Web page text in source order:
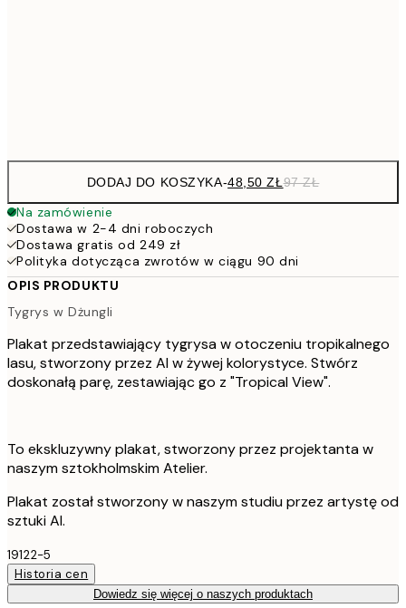
DODAJ DO KOSZYKA-48,50 ZŁ97 ZŁ
Na zamówienie
Dostawa w 2-4 dni roboczych
Dostawa gratis od 249 zł
Polityka dotycząca zwrotów w ciągu 90 dni
OPIS PRODUKTU
Tygrys w Dżungli
Plakat przedstawiający tygrysa w otoczeniu tropikalnego
lasu, stworzony przez AI w żywej kolorystyce. Stwórz
doskonałą parę, zestawiając go z "Tropical View".
To ekskluzywny plakat, stworzony przez projektanta w
naszym sztokholmskim Atelier.
Plakat został stworzony w naszym studiu przez artystę od
sztuki AI.
19122-5
Historia cen
Dowiedz się więcej o naszych produktach